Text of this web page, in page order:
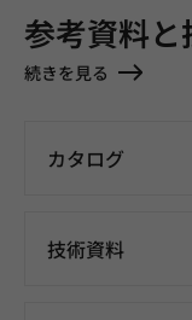
参考資料と
続きを見る
カタログ
技術資料